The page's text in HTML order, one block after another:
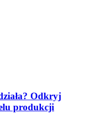
Odkryj
produkcji